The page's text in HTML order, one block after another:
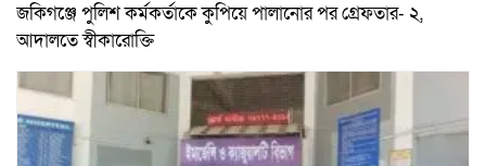
জকিগঞ্জে পুলিশ কর্মকর্তাকে কুপিয়ে পালানোর পর গ্রেফতার- ২,
আদালতে স্বীকারোক্তি